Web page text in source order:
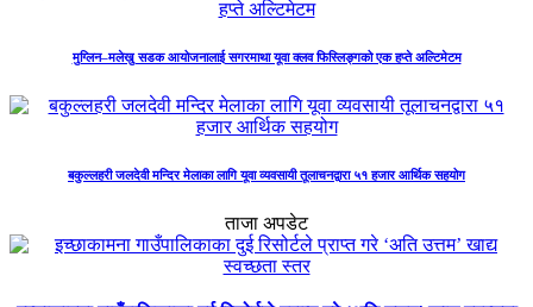
मुग्लिन–मलेखु सडक आयोजनालाई सगरमाथा यूवा क्लव फिस्लिङ्गको एक हप्ते अल्टिमेटम
बकुल्लहरी जलदेवी मन्दिर मेलाका लागि यूवा व्यवसायी तूलाचनद्वारा ५१ हजार आर्थिक सहयोग
ताजा अपडेट